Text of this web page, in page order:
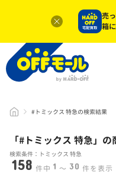
売
箱
#トミックス 特急の検索結果
「# トミックス 特急」 の
検索条件：トミックス 特急
158 件中 1 〜 30 件を表示